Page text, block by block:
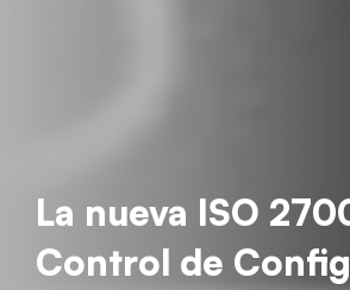
La nueva ISO
Control de